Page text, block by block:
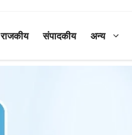
राजकीय संपादकीय अन्य